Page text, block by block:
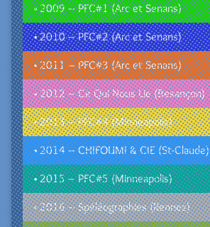
• 2009 – PFC#1 (Arc et Senans)
• 2010 – PFC#2 (Arc et Senans)
• 2011 – PFC#3 (Arc et Senans)
• 2012 – Ce Qui Nous Lie (Besançon)
• 2013 – PFC#4 (Minneapolis)
• 2014 – CHIFOUMI & CIE (St-Claude)
• 2015 – PFC#5 (Minneapolis)
• 2016 – Spéléographies (Rennes)